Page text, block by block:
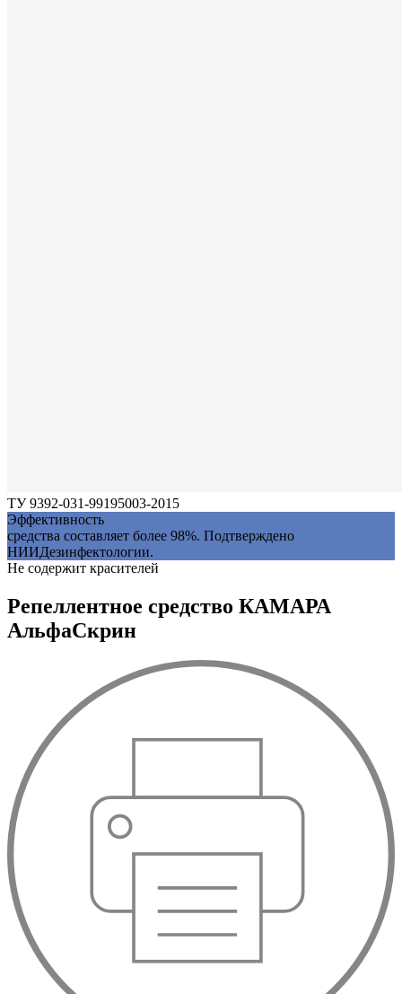
ТУ 9392-031-99195003-2015
Эффективность
средства составляет более 98%. Подтверждено
НИИДезинфектологии.
Не содержит красителей
Репеллентное средство КАМАРА
АльфаСкрин